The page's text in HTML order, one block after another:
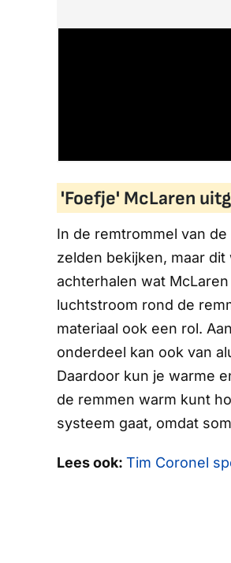
'Foefje' McLaren
In de remtrommel van
zelden bekijken, maar
achterhalen wat
luchtstroom rond de
materiaal ook een rol.
onderdeel kan ook van
Daardoor kun je warme
de remmen warm kunt
systeem gaat, omdat
Lees ook: Tim Coronel